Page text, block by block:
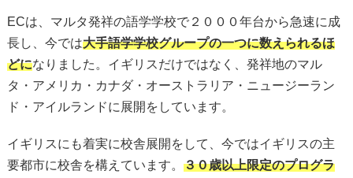
ECは、マルタ発祥の語学学校で２０００年台から急速に成
長し、今では大手語学学校グループの一つに数えられるほ
どになりました。イギリスだけではなく、発祥地のマル
タ・アメリカ・カナダ・オーストラリア・ニュージーラン
ド・アイルランドに展開をしています。
イギリスにも着実に校舎展開をして、今ではイギリスの主
要都市に校舎を構えています。 ３０歳以上限定のプログラ